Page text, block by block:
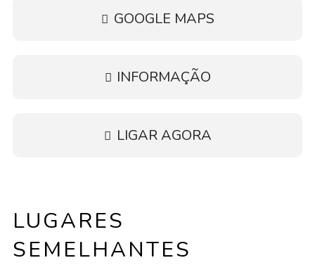
GOOGLE MAPS
INFORMAÇÃO
LIGAR AGORA
LUGARES
SEMELHANTES